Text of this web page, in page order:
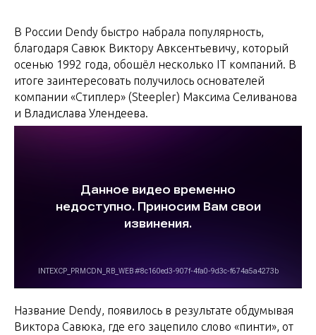
В России Dendy быстро набрала популярность,
благодаря Савюк Виктору Авксентьевичу, который
осенью 1992 года, обошёл несколько IT компаний. В
итоге заинтересовать получилось основателей
компании «Стиплер» (Steepler) Максима Селиванова
и Владислава Улендеева.
Название Dendy, появилось в результате обдумывая
Виктора Савюка, где его зацепило слово «пинти», от